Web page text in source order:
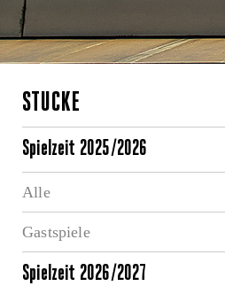
STÜCKE
Spielzeit 2025/2026
Alle
Gastspiele
Spielzeit 2026/2027